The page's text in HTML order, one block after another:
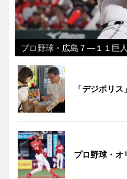
プロ野球・広島７―１１巨人
「デジポリ
プロ野球・